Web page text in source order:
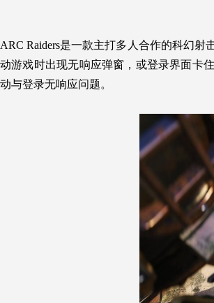
ARC Raiders是一款主打多人合作的科幻
动游戏时出现无响应弹窗，或登录界面卡
动与登录无响应问题。